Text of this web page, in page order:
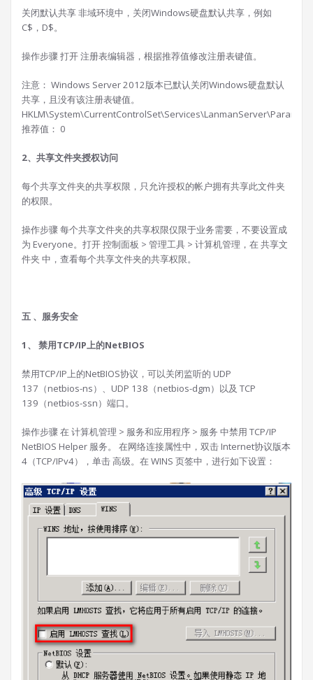
关闭默认共享 非域环境中，关闭Windows硬盘默认共享，例如
C$，D$。
操作步骤 打开 注册表编辑器，根据推荐值修改注册表键值。
注意： Windows Server 2012版本已默认关闭Windows硬盘默认
共享，且没有该注册表键值。
推荐值： 0
2、共享文件夹授权访问
每个共享文件夹的共享权限，只允许授权的帐户拥有共享此文件夹
的权限。
操作步骤 每个共享文件夹的共享权限仅限于业务需要，不要设置成
为 Everyone。打开 控制面板 > 管理工具 > 计算机管理，在 共享文
件夹 中，查看每个共享文件夹的共享权限。
五 、服务安全
1、 禁用TCP/IP上的NetBIOS
禁用TCP/IP上的NetBIOS协议，可以关闭监听的 UDP
137（netbios-ns）、UDP 138（netbios-dgm）以及 TCP
139（netbios-ssn）端口。
操作步骤 在 计算机管理 > 服务和应用程序 > 服务 中禁用 TCP/IP
NetBIOS Helper 服务。 在网络连接属性中，双击 Internet协议版本
4（TCP/IPv4），单击 高级。在 WINS 页签中，进行如下设置：